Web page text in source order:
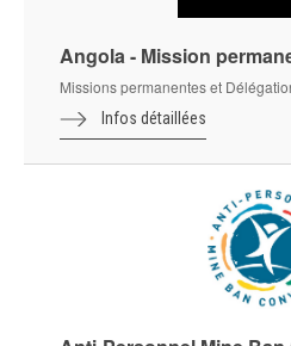
Angola - Mission
Missions permanentes et
Infos détaillées